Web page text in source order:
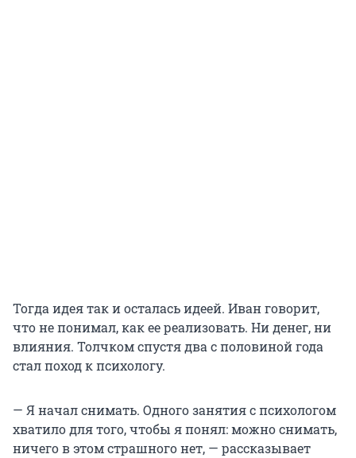
Тогда идея так и осталась идеей. Иван говорит,
что не понимал, как ее реализовать. Ни денег, ни
влияния. Толчком спустя два с половиной года
стал поход к психологу.
— Я начал снимать. Одного занятия с психологом
хватило для того, чтобы я понял: можно снимать,
ничего в этом страшного нет, — рассказывает